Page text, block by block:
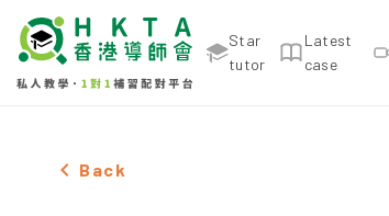
Star
tutor
Latest
case
Male Form 5,BAFS，Wong Tai Sin
Back